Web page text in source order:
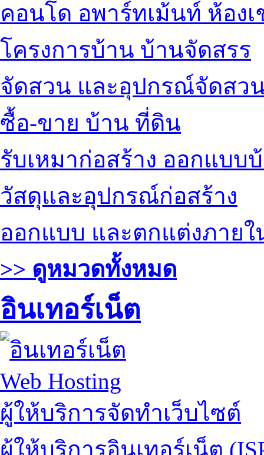
คอนโด อพาร์ทเม้นท์ ห้องเ
โครงการบ้าน บ้านจัดสรร
จัดสวน และอุปกรณ์จัดสว
ซื้อ-ขาย บ้าน ที่ดิน
รับเหมาก่อสร้าง ออกแบบ
วัสดุและอุปกรณ์ก่อสร้าง
ออกแบบ และตกแต่งภายใ
>> ดูหมวดทั้งหมด
อินเทอร์เน็ต
Web Hosting
ผู้ให้บริการจัดทำเว็บไซต์
ผู้ให้บริการอินเทอร์เน็ต